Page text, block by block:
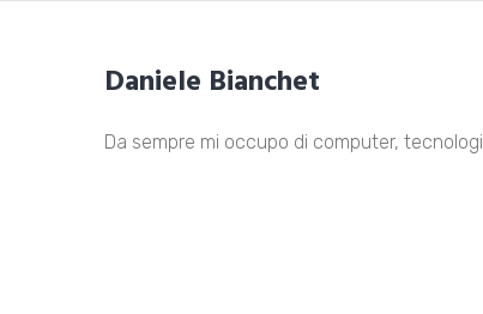
Daniele Bianchet
Da sempre mi occupo di computer,